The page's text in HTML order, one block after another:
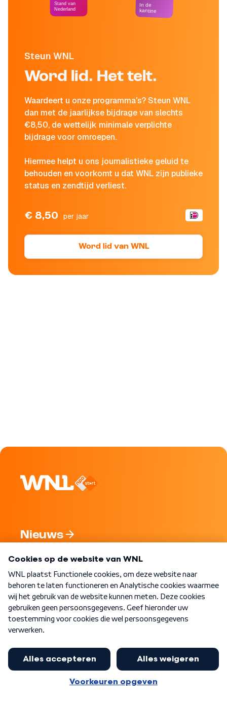
Steun WNL
Word lid. Het telt.
Waardeert u onze programma's? Steun WNL
dan met de jaarlijkse bijdrage van slechts
€8,50, de wettelijk minimale verplichte
bijdrage voor omroepen.
Hiermee helpt u ons journalistieke geluid te
behouden en voorkomt u dat WNL zijn publieke
status en zendtijd verliest.
€ 8,50 per jaar
Word lid van WNL
Stand van
Nederland
In de
kantine
Nieuws
Nieuwsbrief
Word Lid